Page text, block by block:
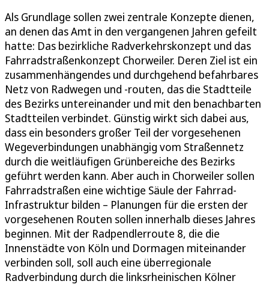
Als Grundlage sollen zwei zentrale Konzepte dienen,
an denen das Amt in den vergangenen Jahren gefeilt
hatte: Das bezirkliche Radverkehrskonzept und das
Fahrradstraßenkonzept Chorweiler. Deren Ziel ist ein
zusammenhängendes und durchgehend befahrbares
Netz von Radwegen und -routen, das die Stadtteile
des Bezirks untereinander und mit den benachbarten
Stadtteilen verbindet. Günstig wirkt sich dabei aus,
dass ein besonders großer Teil der vorgesehenen
Wegeverbindungen unabhängig vom Straßennetz
durch die weitläufigen Grünbereiche des Bezirks
geführt werden kann. Aber auch in Chorweiler sollen
Fahrradstraßen eine wichtige Säule der Fahrrad-
Infrastruktur bilden – Planungen für die ersten der
vorgesehenen Routen sollen innerhalb dieses Jahres
beginnen. Mit der Radpendlerroute 8, die die
Innenstädte von Köln und Dormagen miteinander
verbinden soll, soll auch eine überregionale
Radverbindung durch die linksrheinischen Kölner